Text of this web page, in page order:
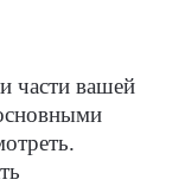
части вашей